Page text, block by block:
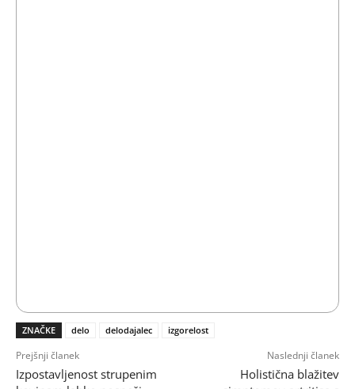
ZNAČKE delo delodajalec izgorelost
Prejšnji članek
Izpostavljenost strupenim
Naslednji članek
Holistična blažitev